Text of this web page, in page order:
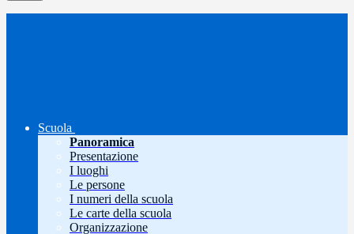
Scuola
Panoramica
Presentazione
I luoghi
Le persone
I numeri della scuola
Le carte della scuola
Organizzazione